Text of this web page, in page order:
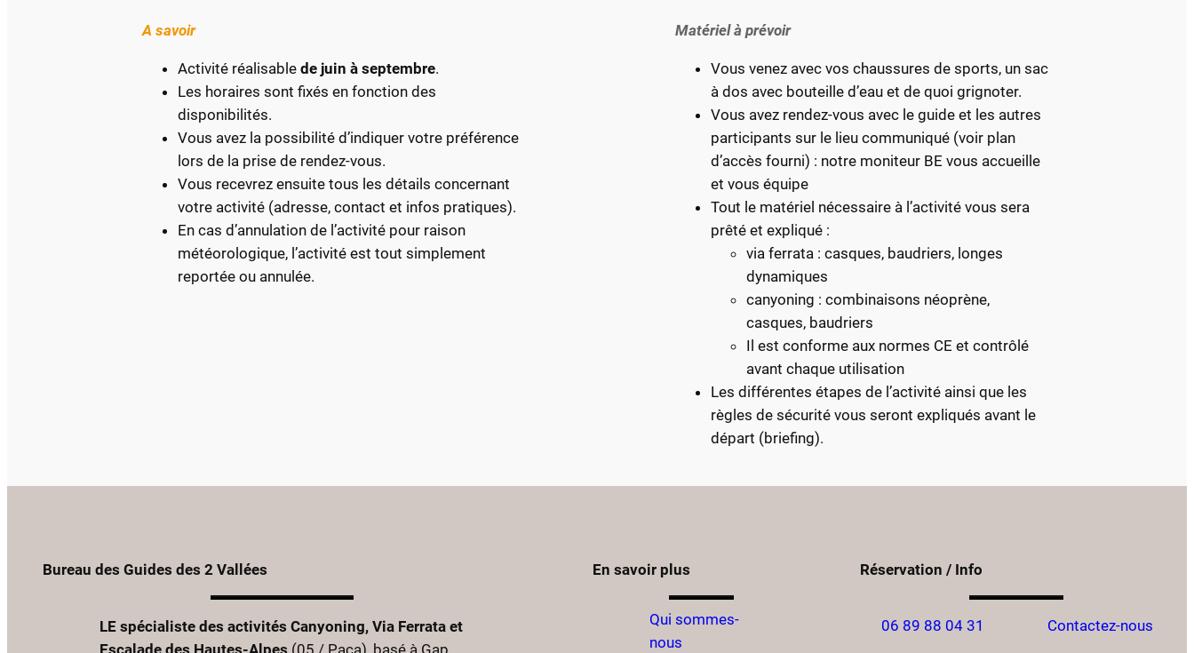
A savoir
Activité réalisable de juin à septembre.
Les horaires sont fixés en fonction des
disponibilités.
Vous avez la possibilité d’indiquer votre préférence
lors de la prise de rendez-vous.
Vous recevrez ensuite tous les détails concernant
votre activité (adresse, contact et infos pratiques).
En cas d’annulation de l’activité pour raison
météorologique, l’activité est tout simplement
reportée ou annulée.
Matériel à prévoir
Vous venez avec vos chaussures de sports, un sac
à dos avec bouteille d’eau et de quoi grignoter.
Vous avez rendez-vous avec le guide et les autres
participants sur le lieu communiqué (voir plan
d’accès fourni) : notre moniteur BE vous accueille
et vous équipe
Tout le matériel nécessaire à l’activité vous sera
prêté et expliqué :
via ferrata : casques, baudriers, longes
dynamiques
canyoning : combinaisons néoprène,
casques, baudriers
Il est conforme aux normes CE et contrôlé
avant chaque utilisation
Les différentes étapes de l’activité ainsi que les
règles de sécurité vous seront expliqués avant le
départ (briefing).
Bureau des Guides des 2 Vallées
LE spécialiste des activités Canyoning, Via Ferrata et
En savoir plus
Qui sommes-
nous
Réservation / Info
06 89 88 04 31 Contactez-nous